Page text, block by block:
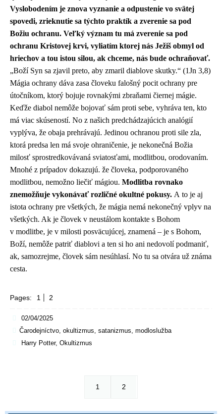
Vyslobodením je znova vyznanie a odpustenie vo svätej
spovedi, zrieknutie sa týchto praktík a zverenie sa pod
Božiu ochranu. Veľký význam tu má zverenie sa pod
ochranu Kristovej krvi, vyliatím ktorej nás Ježiš obmyl od
hriechov a tou istou silou, ak chceme, nás bude ochraňovať.
„Boží Syn sa zjavil preto, aby zmaril diablove skutky.“ (1Jn 3,8)
Mágia ochrany dáva zasa človeku falošný pocit ochrany pre
útočníkom, ktorý bojuje rovnakými zbraňami čiernej mágie.
Keďže diabol nemôže bojovať sám proti sebe, vyhráva ten, kto
má viac skúseností. No z našich predchádzajúcich analógií
vyplýva, že obaja prehrávajú. Jedinou ochranou proti sile zla,
ktorá predsa len má svoje ohraničenie, je nekonečná Božia
milosť sprostredkovávaná sviatosťami, modlitbou, orodovaním.
Mnohé z prípadov dokazujú. že človeka, podporovaného
modlitbou, nemožno liečiť mágiou. Modlitba rovnako
znemožňuje vykonávať rozličné okultné pokusy. A to je aj
istota ochrany pre všetkých, že mágia nemá nekonečný vplyv na
všetkých. Ak je človek v neustálom kontakte s Bohom
v modlitbe, je v milosti posväcujúcej, znamená – je s Bohom,
Boží, nemôže patriť diablovi a ten si ho ani nedovolí podmaniť,
ak, samozrejme, človek sám nesúhlasí. No tu sa otvára už známa
cesta.
Pages: 1 2
02/04/2025
Čarodejníctvo, okultizmus, satanizmus, modloslužba
Harry Potter, Okultizmus
1 2